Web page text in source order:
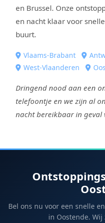
en Brussel. Onze
en nacht klaar voor
buurt.
Vlaams-Brabant
West-Vlaanderen
Dringend nood aan een
telefoontje en we zijn al
nacht bereikbaar in geval
Bel ons nu voor een snelle
in Oostende.